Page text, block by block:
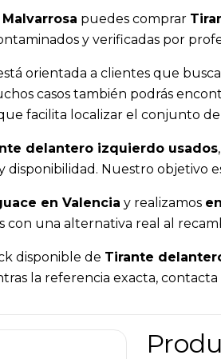
puedes comprar
y verificadas por
orientada a clientes que
casos también podrás
facilita localizar el conjunto
delantero izquierdo usados
disponibilidad. Nuestro objetivo
en Valencia y realizamos
con una alternativa real al
disponible de Tirante
la referencia exacta, contacta